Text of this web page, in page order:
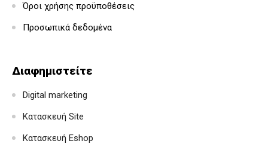
Όροι χρήσης προϋποθέσεις
Προσωπικά δεδομένα
Διαφημιστείτε
Digital marketing
Κατασκευή Site
Κατασκευή Eshop